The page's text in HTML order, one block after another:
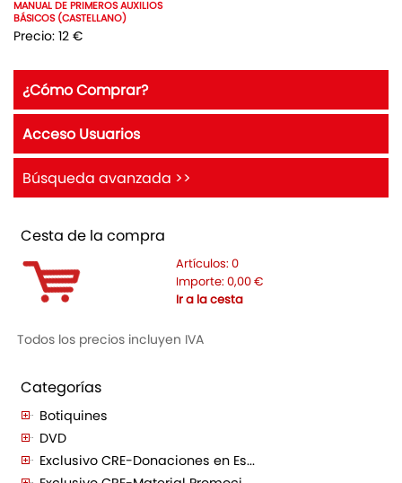
MANUAL DE PRIMEROS AUXILIOS
BÁSICOS (CASTELLANO)
Precio: 12 €
¿Cómo Comprar?
Acceso Usuarios
Búsqueda avanzada >>
Cesta de la compra
Artículos: 0
Importe: 0,00 €
Ir a la cesta
Todos los precios incluyen IVA
Categorías
Botiquines
DVD
Exclusivo CRE-Donaciones en Es...